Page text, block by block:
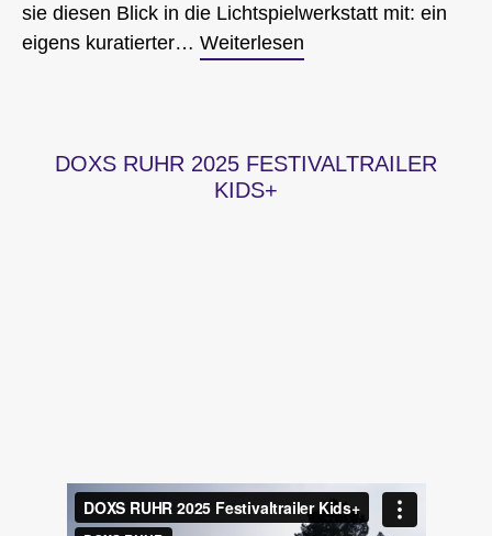
sie diesen Blick in die Lichtspielwerkstatt mit: ein
eigens kuratierter… Weiterlesen
DOXS RUHR 2025 FESTIVALTRAILER
KIDS+